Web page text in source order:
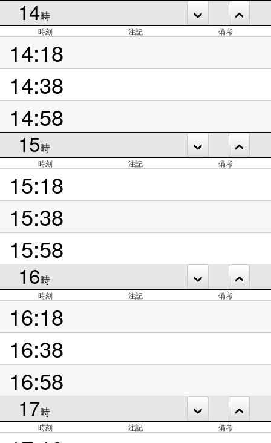
14時
時刻 注記 備考
14:18
14:38
14:58
15時
時刻 注記 備考
15:18
15:38
15:58
16時
時刻 注記 備考
16:18
16:38
16:58
17時
時刻 注記 備考